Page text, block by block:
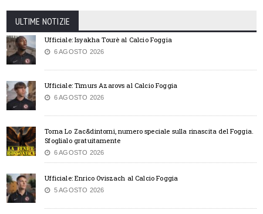
ULTIME NOTIZIE
Ufficiale: Isyakha Tourè al Calcio Foggia
6 AGOSTO 2026
Ufficiale: Timurs Azarovs al Calcio Foggia
6 AGOSTO 2026
Torna Lo Zac&dintorni, numero speciale sulla rinascita del Foggia.
Sfoglialo gratuitamente
6 AGOSTO 2026
Ufficiale: Enrico Oviszach al Calcio Foggia
5 AGOSTO 2026